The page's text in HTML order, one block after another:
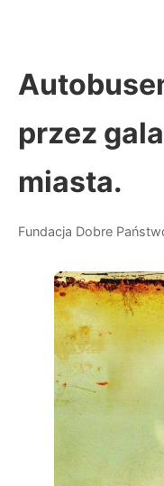
przez
miasta.
Fundacja Dobre